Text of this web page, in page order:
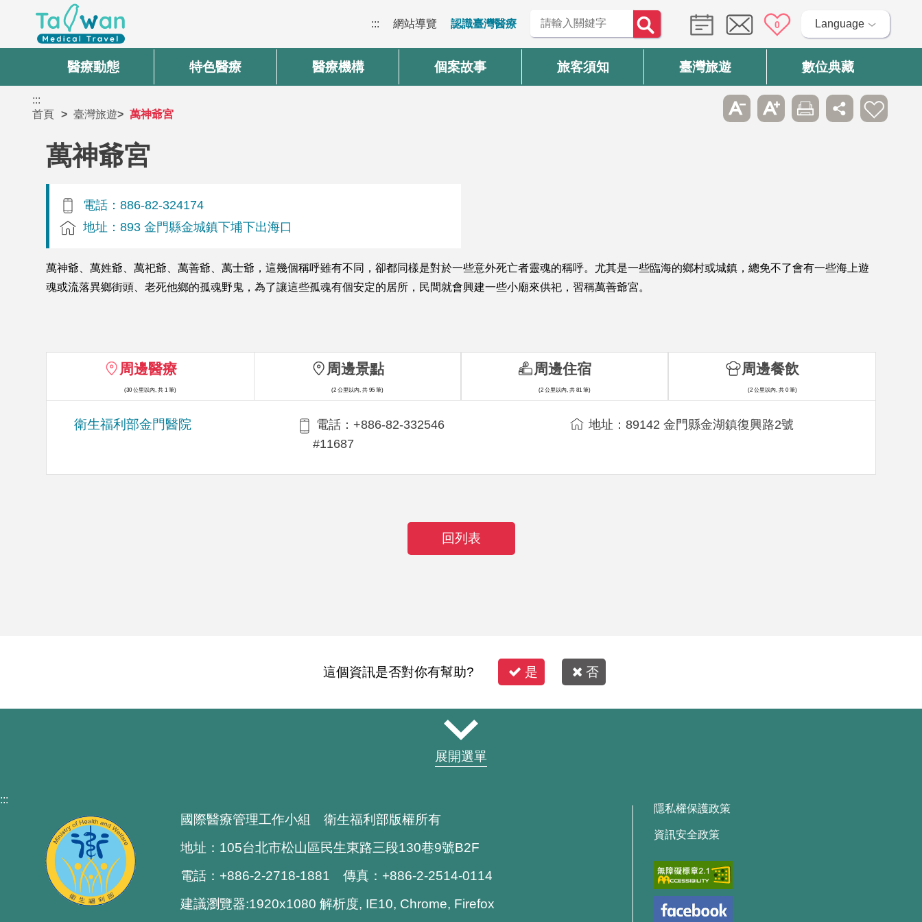
::: 網站導覽 認識臺灣醫療 0 Language
醫療動態 特色醫療 醫療機構 個案故事 旅客須知 臺灣旅遊 數位典藏
:::
首頁
臺灣旅遊 萬神爺宮
萬神爺宮
電話：886-82-324174
地址：893 金門縣金城鎮下埔下出海口
萬神爺、萬姓爺、萬祀爺、萬善爺、萬士爺，這幾個稱呼雖有不同，卻都同樣是對於一些意外死亡者靈魂的稱呼。尤其是一些臨海的鄉村或城鎮，總免不了會有一些海上遊
魂或流落異鄉街頭、老死他鄉的孤魂野鬼，為了讓這些孤魂有個安定的居所，民間就會興建一些小廟來供祀，習稱萬善爺宮。
周邊醫療
(30 公里以內, 共 1 筆)
衛生福利部金門醫院
電話：+886-82-332546
#11687
地址：89142 金門縣金湖鎮復興路2號
周邊景點
(2 公里以內, 共 95 筆)
周邊住宿
(2 公里以內, 共 81 筆)
周邊餐飲
(2 公里以內, 共 0 筆)
回列表
這個資訊是否對你有幫助? 是 否
展開選單
:::
國際醫療管理工作小組 衛生福利部版權所有
地址：105台北市松山區民生東路三段130巷9號B2F
電話：+886-2-2718-1881 傳真：+886-2-2514-0114
建議瀏覽器:1920x1080 解析度, IE10, Chrome, Firefox
隱私權保護政策
資訊安全政策